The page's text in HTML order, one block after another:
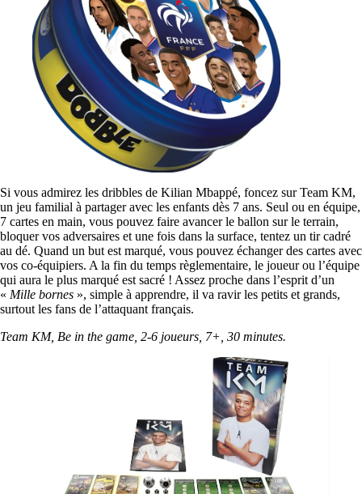
Si vous admirez les dribbles de Kilian Mbappé, foncez sur Team KM,
un jeu familial à partager avec les enfants dès 7 ans. Seul ou en équipe,
7 cartes en main, vous pouvez faire avancer le ballon sur le terrain,
bloquer vos adversaires et une fois dans la surface, tentez un tir cadré
au dé. Quand un but est marqué, vous pouvez échanger des cartes avec
vos co-équipiers. A la fin du temps règlementaire, le joueur ou l’équipe
qui aura le plus marqué est sacré ! Assez proche dans l’esprit d’un
« Mille bornes », simple à apprendre, il va ravir les petits et grands,
surtout les fans de l’attaquant français.
Team KM, Be in the game, 2-6 joueurs, 7+, 30 minutes.